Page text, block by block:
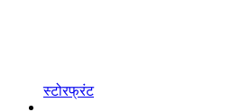
स्टोरफ्रंट